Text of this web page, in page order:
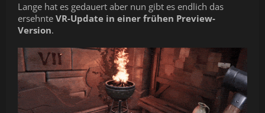
Lange hat es gedauert aber nun gibt es endlich das
ersehnte VR-Update in einer frühen Preview-
Version.